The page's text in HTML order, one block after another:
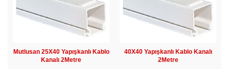
Mutlusan 25X40 Yapışkanlı Kablo
Kanalı 2Metre
40X40 Yapışkanlı Kablo Kanalı
2Metre